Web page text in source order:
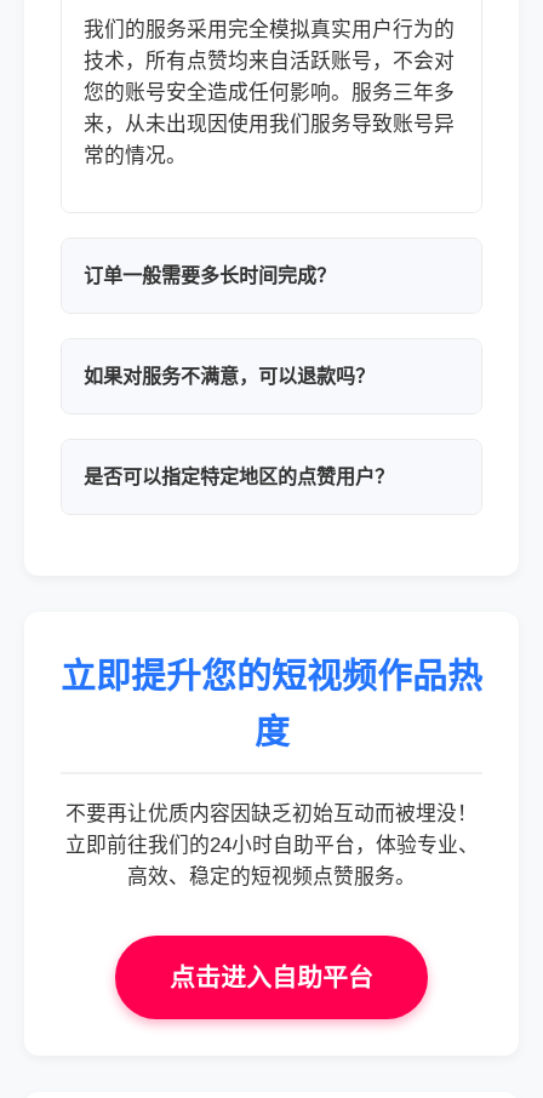
我们的服务采用完全模拟真实用户行为的
技术，所有点赞均来自活跃账号，不会对
您的账号安全造成任何影响。服务三年多
来，从未出现因使用我们服务导致账号异
常的情况。
订单一般需要多长时间完成？
如果对服务不满意，可以退款吗？
是否可以指定特定地区的点赞用户？
立即提升您的短视频作品热
度
不要再让优质内容因缺乏初始互动而被埋没！
立即前往我们的24小时自助平台，体验专业、
高效、稳定的短视频点赞服务。
点击进入自助平台